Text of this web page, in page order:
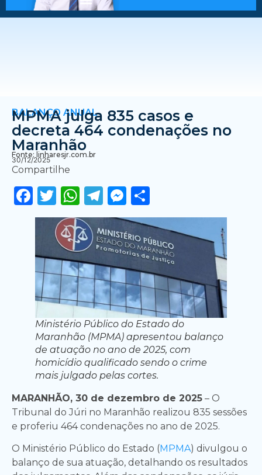
BALANÇO ANUAL
MPMA julga 835 casos e
decreta 464 condenações no
Maranhão
Fonte: linharesjr.com.br
30/12/2025
Compartilhe
Facebook
Twitter
WhatsApp
Telegram
Messenger
Ministério Público do Estado do
Maranhão (MPMA) apresentou balanço
de atuação no ano de 2025, com
homicídio qualificado sendo o crime
mais julgado pelas cortes.
MARANHÃO, 30 de dezembro de 2025 – O
Tribunal do Júri no Maranhão realizou 835 sessões
e proferiu 464 condenações no ano de 2025.
O Ministério Público do Estado (MPMA) divulgou o
balanço de sua atuação, detalhando os resultados